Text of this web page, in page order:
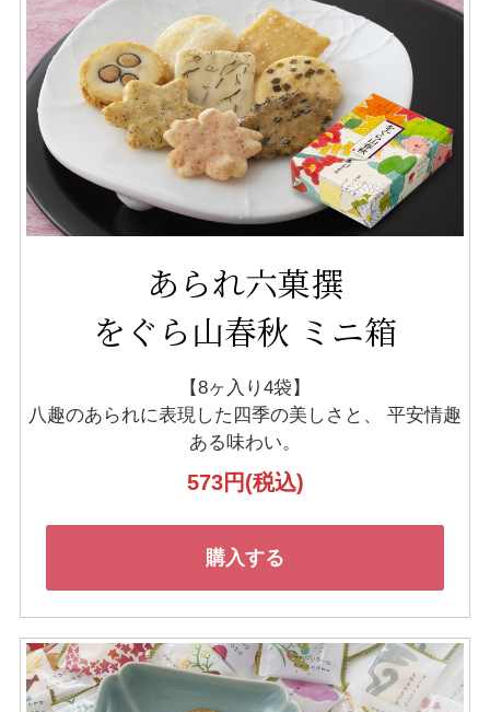
あられ六菓撰
をぐら山春秋 ミニ箱
【8ヶ入り4袋】
八趣のあられに表現した四季の美しさと、
平安情趣
ある味わい。
573円(税込)
購入する